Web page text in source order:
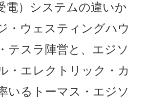
電）システムの違いか
・ウェスティングハウ
テスラ陣営と、エジソ
・エレクトリック・カ
いるトーマス・エジソ